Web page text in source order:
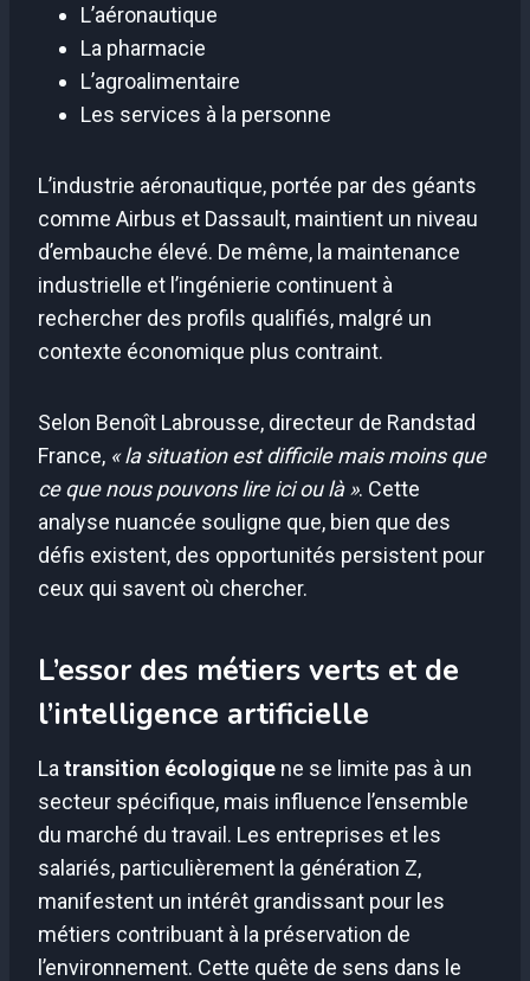
L’aéronautique
La pharmacie
L’agroalimentaire
Les services à la personne
L’industrie aéronautique, portée par des géants
comme Airbus et Dassault, maintient un niveau
d’embauche élevé. De même, la maintenance
industrielle et l’ingénierie continuent à
rechercher des profils qualifiés, malgré un
contexte économique plus contraint.
Selon Benoît Labrousse, directeur de Randstad
France, « la situation est difficile mais moins que
ce que nous pouvons lire ici ou là ». Cette
analyse nuancée souligne que, bien que des
défis existent, des opportunités persistent pour
ceux qui savent où chercher.
L’essor des métiers verts et de
l’intelligence artificielle
La transition écologique ne se limite pas à un
secteur spécifique, mais influence l’ensemble
du marché du travail. Les entreprises et les
salariés, particulièrement la génération Z,
manifestent un intérêt grandissant pour les
métiers contribuant à la préservation de
l’environnement. Cette quête de sens dans le